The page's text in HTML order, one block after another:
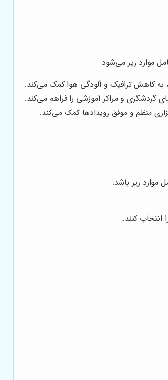
موارد زیر می‌شود:
به کاهش ترافیک و آلودگی هوا کمک می‌کند.
گردشگری و مراکز آموزشی را فراهم می‌کند.
منظم و موفق رویدادها کمک می‌کند.
زیر باشد:
انتخاب کنند.